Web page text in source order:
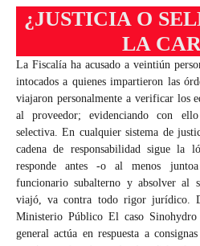
¿JUSTICIA O
LA
La Fiscalía ha acusado a veintiún
intocados a quienes impartieron las
viajaron personalmente a verificar los
al proveedor; evidenciando con
selectiva. En cualquier sistema de
cadena de responsabilidad sigue la
responde antes -o al menos
funcionario subalterno y absolver al
viajó, va contra todo rigor jurídico.
Ministerio Público El caso
general actúa en respuesta a